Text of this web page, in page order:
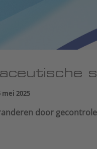
mei 2025
door